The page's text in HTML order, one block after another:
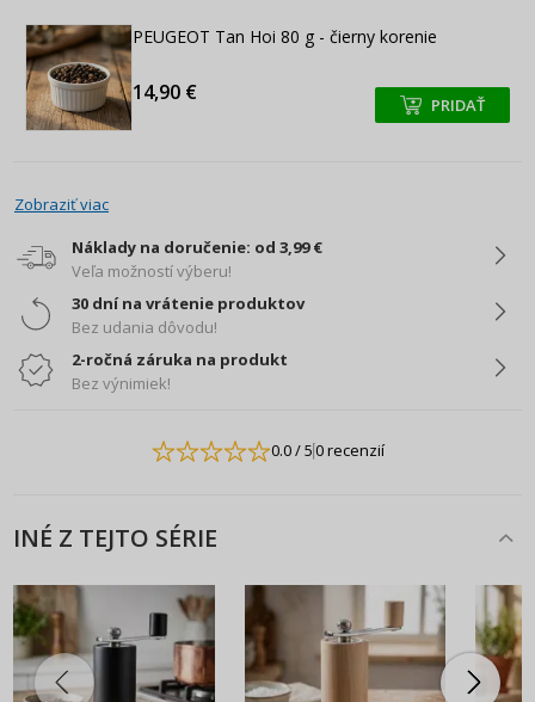
PEUGEOT Tan Hoi 80 g - čierny korenie
14,90 € +
+ PRIDAŤ
Zobraziť viac
Náklady na doručenie: od 3,99 €
Veľa možností výberu!
30 dní na vrátenie produktov
Bez udania dôvodu!
2-ročná záruka na produkt
Bez výnimiek!
0.0/ 50 recenzií
INÉ Z TEJTO SÉRIE